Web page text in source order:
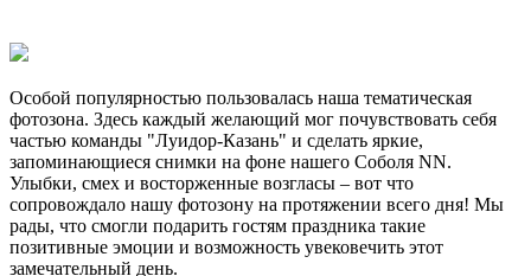
Особой популярностью пользовалась наша тематическая
фотозона. Здесь каждый желающий мог почувствовать себя
частью команды "Луидор-Казань" и сделать яркие,
запоминающиеся снимки на фоне нашего Соболя NN.
Улыбки, смех и восторженные возгласы – вот что
сопровождало нашу фотозону на протяжении всего дня! Мы
рады, что смогли подарить гостям праздника такие
позитивные эмоции и возможность увековечить этот
замечательный день.